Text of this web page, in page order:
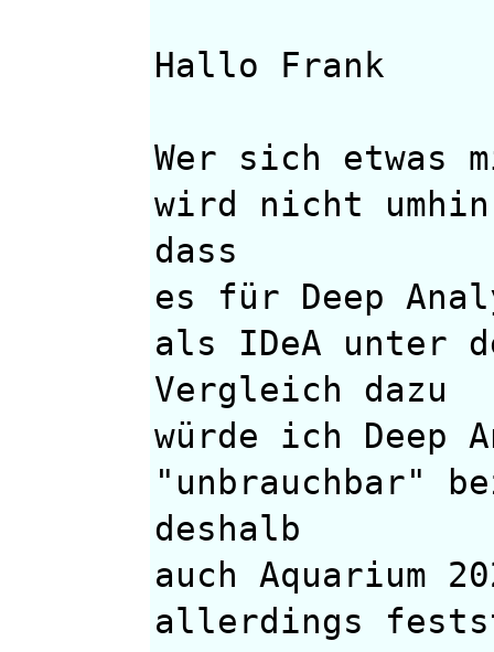
Hallo Frank
Wer sich etwas
wird nicht umhin
dass
es für Deep
als IDeA unter
Vergleich dazu
würde ich Deep
"unbrauchbar"
deshalb
auch Aquarium
allerdings